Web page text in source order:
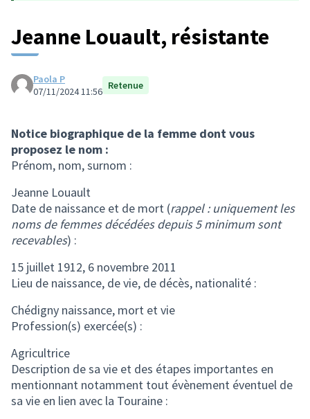
Jeanne Louault, résistante
Paola P
07/11/2024 11:56 Retenue
Notice biographique de la femme dont vous
proposez le nom :
Prénom, nom, surnom :
Jeanne Louault
Date de naissance et de mort (rappel : uniquement les
noms de femmes décédées depuis 5 minimum sont
recevables) :
15 juillet 1912, 6 novembre 2011
Lieu de naissance, de vie, de décès, nationalité :
Chédigny naissance, mort et vie
Profession(s) exercée(s) :
Agricultrice
Description de sa vie et des étapes importantes en
mentionnant notamment tout évènement éventuel de
sa vie en lien avec la Touraine :